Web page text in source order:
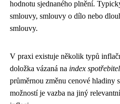
hodnotu sjednaného plnění.
smlouvy, smlouvy o dílo nebo
smlouvy.
V praxi existuje několik typů
doložka vázaná na index
průměrnou změnu cenové hladiny
možností je vazba na jiný